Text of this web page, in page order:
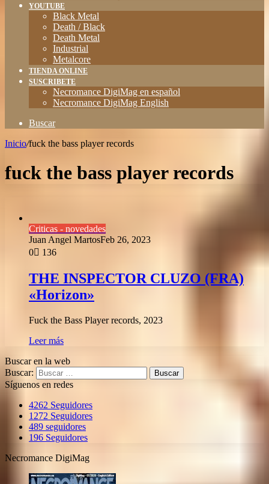
YOUTUBE
Black Metal
Death / Black
Death Metal
Industrial
Metalcore
TIENDA ONLINE
SUSCRIBETE
Necromance DigiMag en español
Necromance DigiMag English
Buscar
Inicio/fuck the bass player records
fuck the bass player records
Criticas - novedades
Juan Angel MartosFeb 26, 2023
0
136
THE INSPECTOR CLUZO (FRA)
«Horizon»
Fuck the Bass Player records, 2023
Leer más
Buscar en la web
Buscar:
Síguenos en redes
4262 Seguidores
1272 Seguidores
489 seguidores
196 Seguidores
Necromance DigiMag